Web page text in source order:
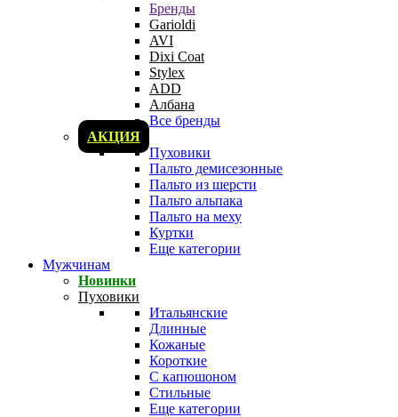
Бренды
Garioldi
AVI
Dixi Coat
Stylex
ADD
Албана
Все бренды
АКЦИЯ
Пуховики
Пальто демисезонные
Пальто из шерсти
Пальто альпака
Пальто на меху
Куртки
Еще категории
Мужчинам
Новинки
Пуховики
Итальянские
Длинные
Кожаные
Короткие
С капюшоном
Стильные
Еще категории